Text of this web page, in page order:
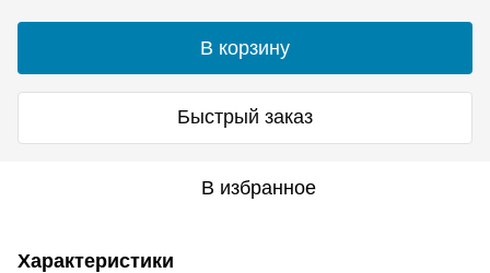
В корзину
Быстрый заказ
В избранное
Характеристики